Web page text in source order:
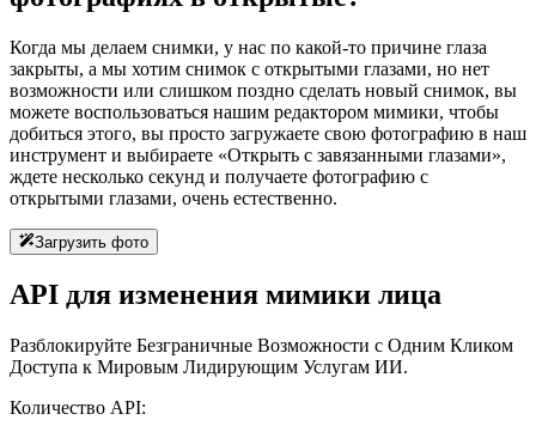
Когда мы делаем снимки, у нас по какой-то причине глаза
закрыты, а мы хотим снимок с открытыми глазами, но нет
возможности или слишком поздно сделать новый снимок, вы
можете воспользоваться нашим редактором мимики, чтобы
добиться этого, вы просто загружаете свою фотографию в наш
инструмент и выбираете «Открыть с завязанными глазами»,
ждете несколько секунд и получаете фотографию с
открытыми глазами, очень естественно.
Загрузить фото
API для изменения мимики лица
Разблокируйте Безграничные Возможности с Одним Кликом
Доступа к Мировым Лидирующим Услугам ИИ.
Количество API: